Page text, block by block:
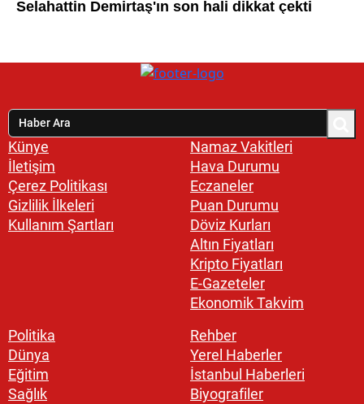
Künye
İletişim
Çerez Politikası
Gizlilik İlkeleri
Kullanım Şartları
Namaz Vakitleri
Hava Durumu
Eczaneler
Puan Durumu
Döviz Kurları
Altın Fiyatları
Kripto Fiyatları
E-Gazeteler
Ekonomik Takvim
Politika
Dünya
Eğitim
Sağlık
Rehber
Yerel Haberler
İstanbul Haberleri
Biyografiler